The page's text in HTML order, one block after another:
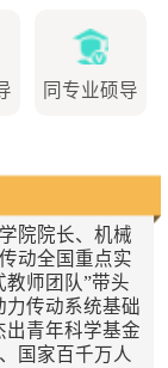
同专业硕导
院院长、机械
动全国重点实
师团队”带头
力传动系统基础
出青年科学基金
国家百千万人